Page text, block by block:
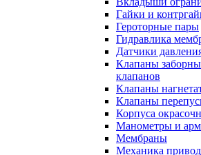
Гайки и
Героторные пары
Гидравлика
Датчики
Клапаны
клапанов
Клапаны
Клапаны
Корпуса
Манометры и
Мембраны
Механика